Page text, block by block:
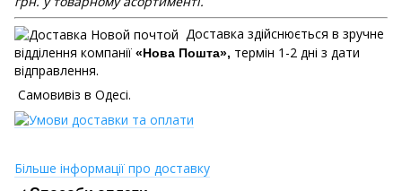
Доставка здійснюється в зручне
відділення компанії «Нова Пошта», термін 1-2 дні з дати
відправлення.
Самовивіз в Одесі.
Більше інформації про доставку